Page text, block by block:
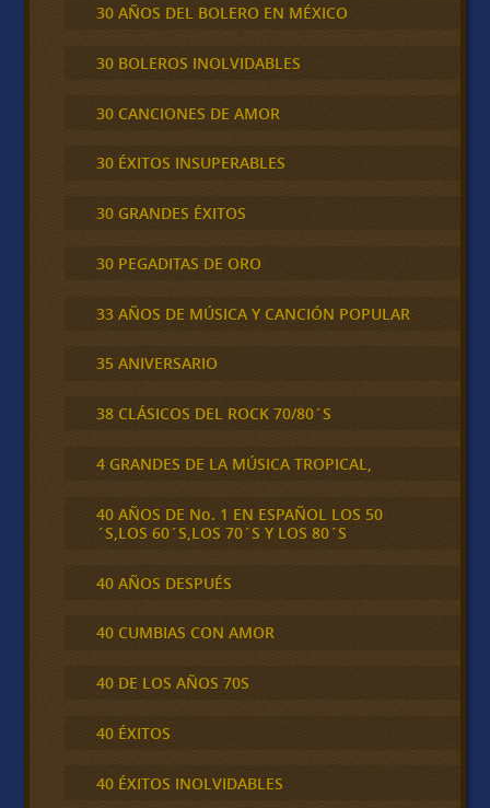
30 AÑOS DEL BOLERO EN MÉXICO
30 BOLEROS INOLVIDABLES
30 CANCIONES DE AMOR
30 ÉXITOS INSUPERABLES
30 GRANDES ÉXITOS
30 PEGADITAS DE ORO
33 AÑOS DE MÚSICA Y CANCIÓN POPULAR
35 ANIVERSARIO
38 CLÁSICOS DEL ROCK 70/80´S
4 GRANDES DE LA MÚSICA TROPICAL,
40 AÑOS DE No. 1 EN ESPAÑOL LOS 50
´S,LOS 60´S,LOS 70´S Y LOS 80´S
40 AÑOS DESPUÉS
40 CUMBIAS CON AMOR
40 DE LOS AÑOS 70S
40 ÉXITOS
40 ÉXITOS INOLVIDABLES